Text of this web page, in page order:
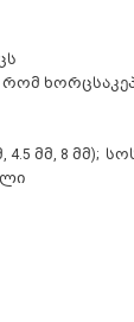
რომ
4.5 მმ, 8 მმ);